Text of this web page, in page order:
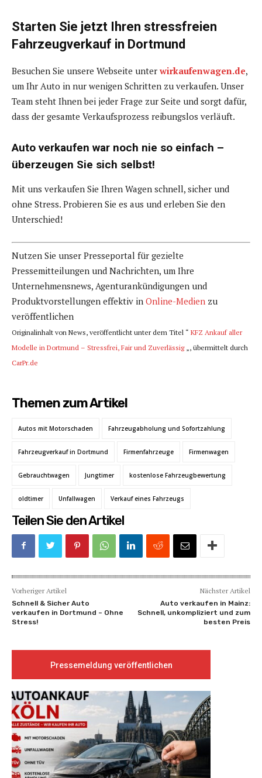
Starten Sie jetzt Ihren stressfreien
Fahrzeugverkauf in Dortmund
Besuchen Sie unsere Webseite unter wirkaufenwagen.de,
um Ihr Auto in nur wenigen Schritten zu verkaufen. Unser
Team steht Ihnen bei jeder Frage zur Seite und sorgt dafür,
dass der gesamte Verkaufsprozess reibungslos verläuft.
Auto verkaufen war noch nie so einfach –
überzeugen Sie sich selbst!
Mit uns verkaufen Sie Ihren Wagen schnell, sicher und
ohne Stress. Probieren Sie es aus und erleben Sie den
Unterschied!
Nutzen Sie unser Presseportal für gezielte
Pressemitteilungen und Nachrichten, um Ihre
Unternehmensnews, Agenturankündigungen und
Produktvorstellungen effektiv in Online-Medien zu
veröffentlichen
Originalinhalt von News, veröffentlicht unter dem Titel “ KFZ Ankauf aller
Modelle in Dortmund – Stressfrei, Fair und Zuverlässig„, übermittelt durch
CarPr.de
Themen zum Artikel
Autos mit Motorschaden Fahrzeugabholung und Sofortzahlung
Fahrzeugverkauf in Dortmund Firmenfahrzeuge Firmenwagen
Gebrauchtwagen Jungtimer kostenlose Fahrzeugbewertung
oldtimer Unfallwagen Verkauf eines Fahrzeugs
Teilen Sie den Artikel
Vorheriger Artikel
Schnell & Sicher Auto
verkaufen in Dortmund – Ohne
Stress!
Nächster Artikel
Auto verkaufen in Mainz:
Schnell, unkompliziert und zum
besten Preis
Pressemeldung veröffentlichen